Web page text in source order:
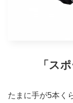
「ス
たまに手が5本く